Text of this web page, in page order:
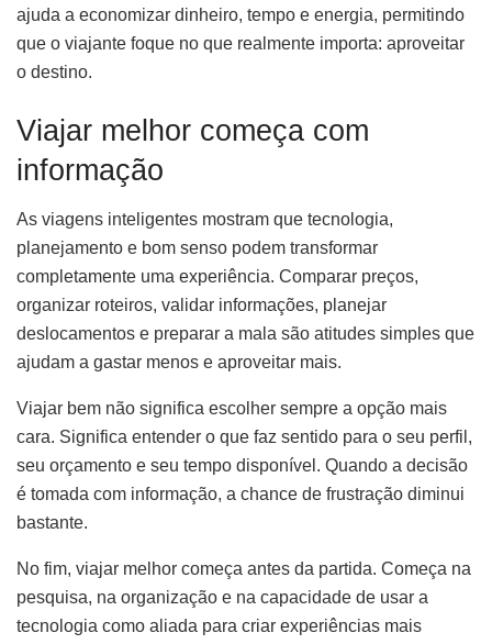
ajuda a economizar dinheiro, tempo e energia, permitindo
que o viajante foque no que realmente importa: aproveitar
o destino.
Viajar melhor começa com
informação
As viagens inteligentes mostram que tecnologia,
planejamento e bom senso podem transformar
completamente uma experiência. Comparar preços,
organizar roteiros, validar informações, planejar
deslocamentos e preparar a mala são atitudes simples que
ajudam a gastar menos e aproveitar mais.
Viajar bem não significa escolher sempre a opção mais
cara. Significa entender o que faz sentido para o seu perfil,
seu orçamento e seu tempo disponível. Quando a decisão
é tomada com informação, a chance de frustração diminui
bastante.
No fim, viajar melhor começa antes da partida. Começa na
pesquisa, na organização e na capacidade de usar a
tecnologia como aliada para criar experiências mais